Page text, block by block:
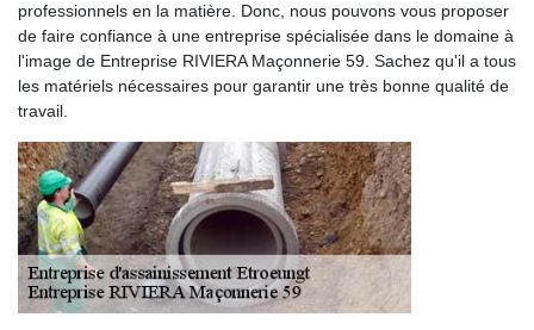
professionnels en la matière. Donc, nous pouvons vous proposer
de faire confiance à une entreprise spécialisée dans le domaine à
l'image de Entreprise RIVIERA Maçonnerie 59. Sachez qu'il a tous
les matériels nécessaires pour garantir une très bonne qualité de
travail.